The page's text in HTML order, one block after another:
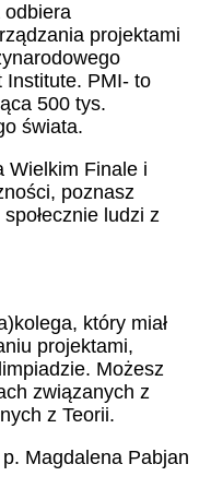
odbiera
projektami
Institute. PMI- to
500 tys.
świata.
Wielkim Finale i
poznasz
ludzi z
który miał
projektami,
Możesz
związanych z
z Teorii.
Magdalena Pabjan